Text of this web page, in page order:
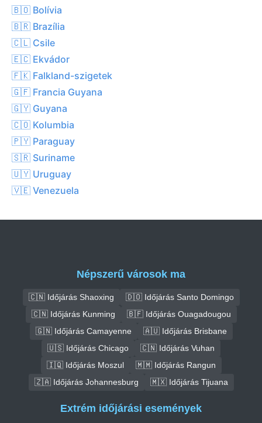
🇧🇴 Bolívia
🇧🇷 Brazília
🇨🇱 Csile
🇪🇨 Ekvádor
🇫🇰 Falkland-szigetek
🇬🇫 Francia Guyana
🇬🇾 Guyana
🇨🇴 Kolumbia
🇵🇾 Paraguay
🇸🇷 Suriname
🇺🇾 Uruguay
🇻🇪 Venezuela
Népszerű városok ma
🇨🇳 Időjárás Shaoxing
🇩🇴 Időjárás Santo Domingo
🇨🇳 Időjárás Kunming
🇧🇫 Időjárás Ouagadougou
🇬🇳 Időjárás Camayenne
🇦🇺 Időjárás Brisbane
🇺🇸 Időjárás Chicago
🇨🇳 Időjárás Vuhan
🇮🇶 Időjárás Moszul
🇲🇲 Időjárás Rangun
🇿🇦 Időjárás Johannesburg
🇲🇽 Időjárás Tijuana
Extrém időjárási események